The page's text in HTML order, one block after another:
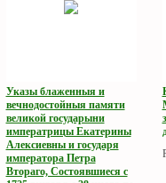
Указы блаженныя и
вечнодостойныя памяти
великой государыни
императрицы Екатерины
Алексиевны и государя
императора Петра
Втораго, Состоявшиеся с